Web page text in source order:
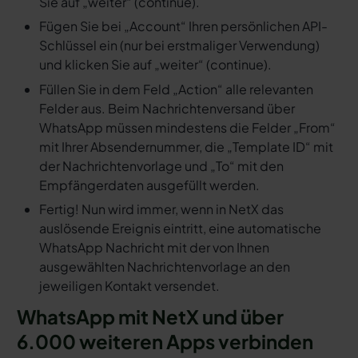
Fügen Sie bei „Account“ Ihren persönlichen API-
Schlüssel ein (nur bei erstmaliger Verwendung)
und klicken Sie auf „weiter“ (continue).
Füllen Sie in dem Feld „Action“ alle relevanten
Felder aus. Beim Nachrichtenversand über
WhatsApp müssen mindestens die Felder „From“
mit Ihrer Absendernummer, die „Template ID“ mit
der Nachrichtenvorlage und „To“ mit den
Empfängerdaten ausgefüllt werden.
Fertig! Nun wird immer, wenn in NetX das
auslösende Ereignis eintritt, eine automatische
WhatsApp Nachricht mit der von Ihnen
ausgewählten Nachrichtenvorlage an den
jeweiligen Kontakt versendet.
WhatsApp mit NetX und über
6.000 weiteren Apps verbinden